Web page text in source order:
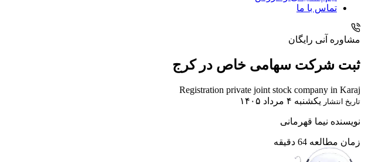
تماس با ما
مشاوره آنی رایگان
ثبت شرکت سهامی خاص در کرج
Registration private joint stock company in Karaj
تاریخ انتشار یکشنبه ۴ مرداد ۱۴۰۵
نویسنده نیما قهرمانی
زمان مطالعه 64 دقیقه